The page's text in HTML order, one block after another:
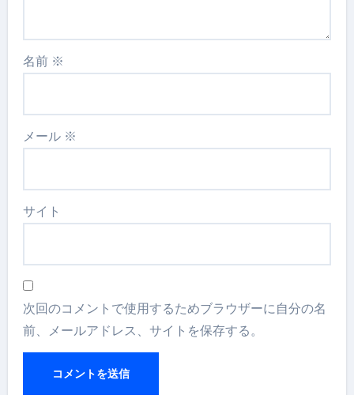
名前 ※
メール ※
サイト
次回のコメントで使用するためブラウザーに自分の名
前、メールアドレス、サイトを保存する。